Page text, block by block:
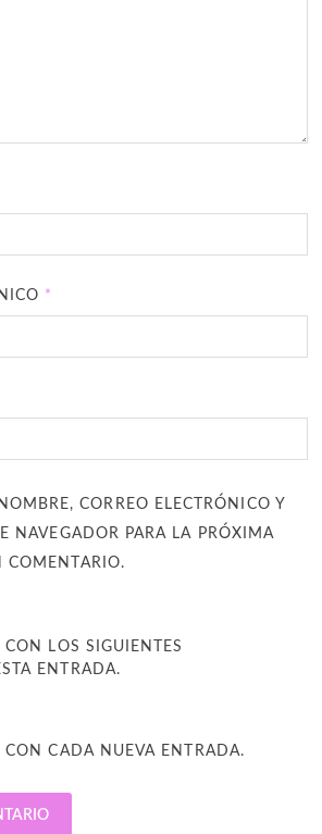
*
CORREO ELECTRÓNICO Y
NAVEGADOR PARA LA PRÓXIMA
COMENTARIO.
LOS SIGUIENTES
ENTRADA.
CON CADA NUEVA ENTRADA.